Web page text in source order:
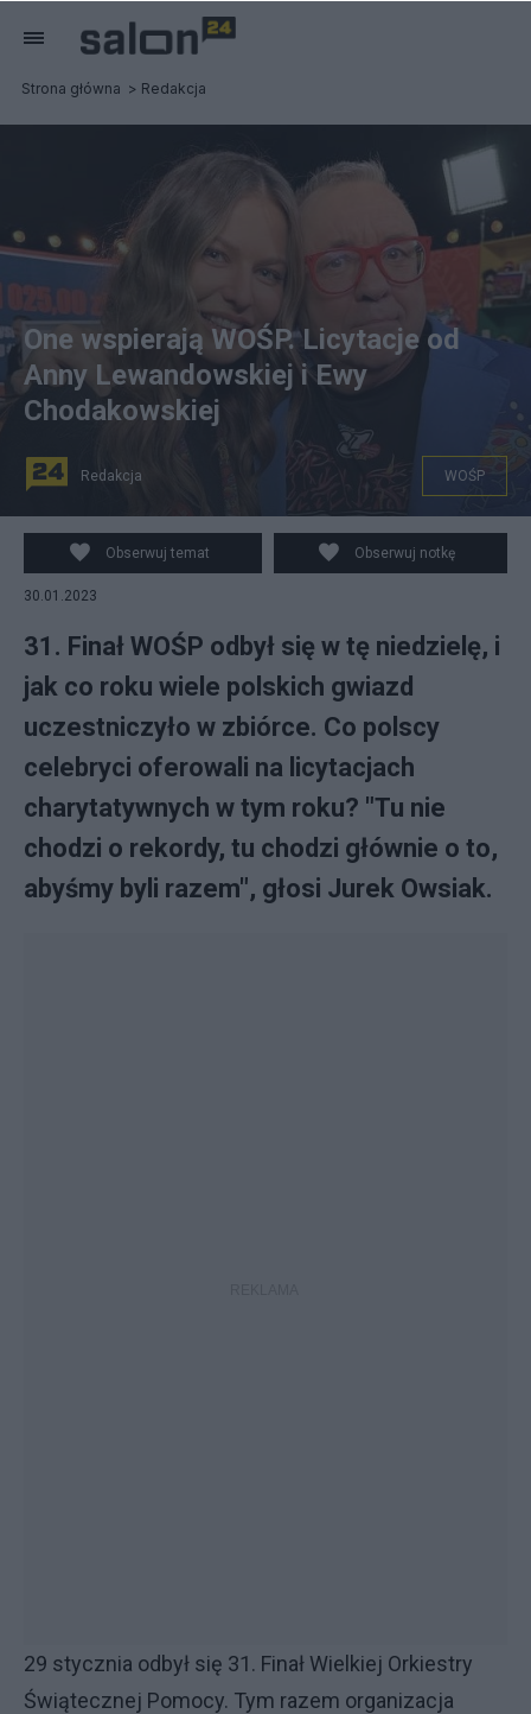
Strona główna Redakcja
Jurek Owsiak i Anna Lewandowska. Fot. Instagram/Anna
Lewandowska
One wspierają WOŚP. Licytacje od
Anny Lewandowskiej i Ewy
Chodakowskiej
Redakcja WOŚP
Obserwuj temat Obserwuj notkę
30.01.2023
31. Finał WOŚP odbył się w tę niedzielę, i
jak co roku wiele polskich gwiazd
uczestniczyło w zbiórce. Co polscy
celebryci oferowali na licytacjach
charytatywnych w tym roku? "Tu nie
chodzi o rekordy, tu chodzi głównie o to,
abyśmy byli razem", głosi Jurek Owsiak.
29 stycznia odbył się 31. Finał Wielkiej Orkiestry
Świątecznej Pomocy. Tym razem organizacja